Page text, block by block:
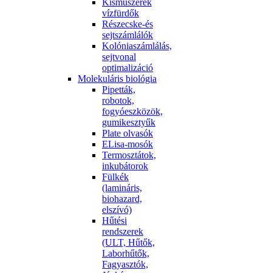
vízfürdők
Részecske-és
sejtszámlálók
Kolóniaszámlálás,
sejtvonal
optimalizáció
Molekuláris biológia
Pipetták,
robotok,
fogyóeszközök,
gumikesztyűk
Plate olvasók
ELisa-mosók
Termosztátok,
inkubátorok
Fülkék
(lamináris,
biohazard,
elszívó)
Hűtési
rendszerek
(ULT, Hűtők,
Laborhűtők,
Fagyasztók,